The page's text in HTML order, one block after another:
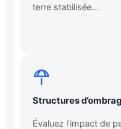
terre stabilisée…
Structures
Évaluez l’impact de